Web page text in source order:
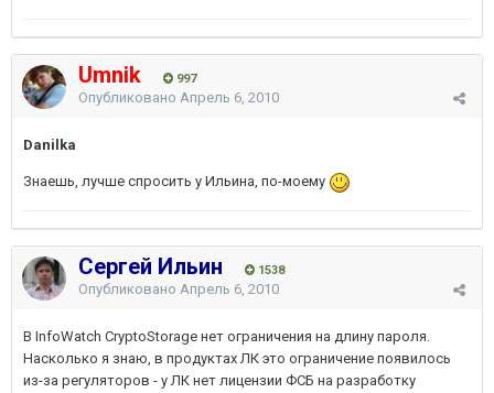
Umnik 997
Опубликовано Апрель 6, 2010
Danilka
Знаешь, лучше спросить у Ильина, по-моему
Сергей Ильин 1538
Опубликовано Апрель 6, 2010
В InfoWatch CryptoStorage нет ограничения на длину пароля.
Насколько я знаю, в продуктах ЛК это ограничение появилось
из-за регуляторов - у ЛК нет лицензии ФСБ на разработку